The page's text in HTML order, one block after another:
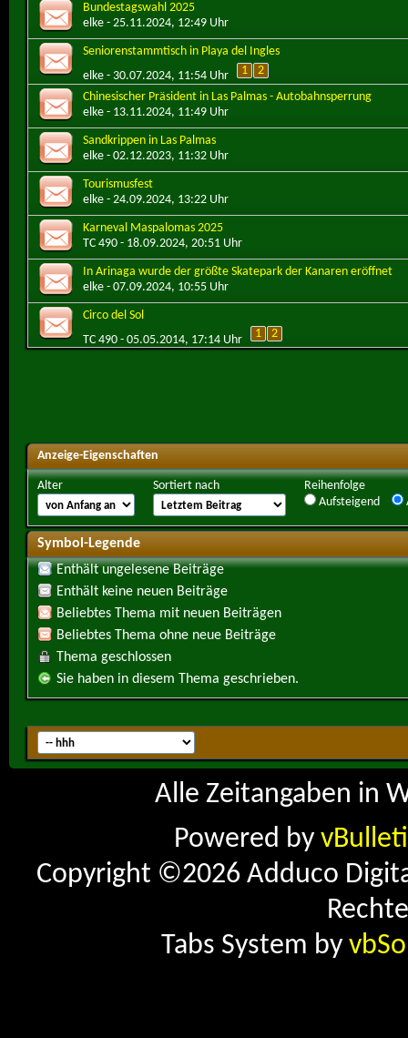
Bundestagswahl 2025
elke - 25.11.2024, 12:49 Uhr
Seniorenstammtisch in Playa del Ingles
elke - 30.07.2024, 11:54 Uhr 1
2
Chinesischer Präsident in Las Palmas - Autobahnsperrung
elke - 13.11.2024, 11:49 Uhr
Sandkrippen in Las Palmas
elke - 02.12.2023, 11:32 Uhr
Tourismusfest
elke - 24.09.2024, 13:22 Uhr
Karneval Maspalomas 2025
TC 490 - 18.09.2024, 20:51 Uhr
In Arinaga wurde der größte Skatepark der Kanaren eröffnet
elke - 07.09.2024, 10:55 Uhr
Circo del Sol
TC 490 - 05.05.2014, 17:14 Uhr 1 2
Anzeige-Eigenschaften
Alter Sortiert nach
Reihenfolge
Aufsteigend
Symbol-Legende
Enthält ungelesene Beiträge
Enthält keine neuen Beiträge
Beliebtes Thema mit neuen Beiträgen
Beliebtes Thema ohne neue Beiträge
Thema geschlossen
Sie haben in diesem Thema geschrieben.
Alle Zeitangaben in
Powered by
Copyright ©2026 Adduco
Tabs System by